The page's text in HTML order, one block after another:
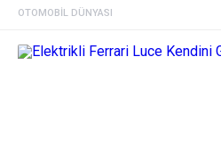
OTOMOBIL DÜNYASI